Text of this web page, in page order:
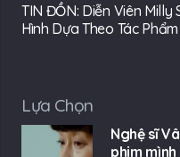
TIN ĐỒN: Diễn Viên Milly
Hình Dựa Theo Tác
Lựa Chọn
Nghệ sĩ
phim